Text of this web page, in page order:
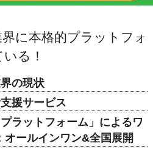
に本格的プラットフォ
る！
の現状
援サービス
ラットフォーム」によるワ
オールインワン&全国展開